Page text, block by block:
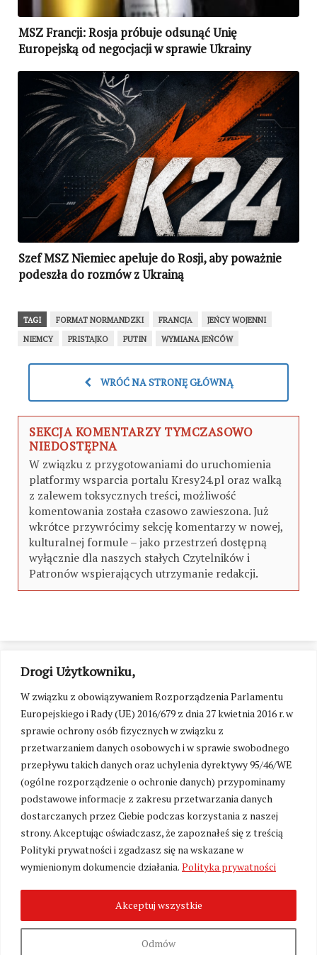
Drogi Użytkowniku,
W związku z obowiązywaniem Rozporządzenia Parlamentu
Europejskiego i Rady (UE) 2016/679 z dnia 27 kwietnia 2016 r. w
sprawie ochrony osób fizycznych w związku z
przetwarzaniem danych osobowych i w sprawie swobodnego
przepływu takich danych oraz uchylenia dyrektywy 95/46/WE
(ogólne rozporządzenie o ochronie danych) przypominamy
podstawowe informacje z zakresu przetwarzania danych
dostarczanych przez Ciebie podczas korzystania z naszej
strony. Akceptując oświadczasz, że zapoznałeś się z treścią
Polityki prywatności i zgadzasz się na wskazane w
wymienionym dokumencie działania. Polityka prywatności
Odmów
Akceptuj wszystkie
MSZ Francji: Rosja próbuje odsunąć Unię
Europejską od negocjacji w sprawie Ukrainy
Szef MSZ Niemiec apeluje do Rosji, aby poważnie
podeszła do rozmów z Ukrainą
TAGI FORMAT NORMANDZKI FRANCJA
JEŃCY WOJENNI
NIEMCY
PRISTAJKO PUTIN WYMIANA JEŃCÓW
WRÓĆ NA STRONĘ GŁÓWNĄ
SEKCJA KOMENTARZY TYMCZASOWO
NIEDOSTĘPNA
W związku z przygotowaniami do uruchomienia
platformy wsparcia portalu Kresy24.pl oraz walką
z zalewem toksycznych treści, możliwość
komentowania została czasowo zawieszona. Już
wkrótce przywrócimy sekcję komentarzy w nowej,
kulturalnej formule – jako przestrzeń dostępną
wyłącznie dla naszych stałych Czytelników i
Patronów wspierających utrzymanie redakcji.
Zmień ustawienia cookies
2026. Wszelkie Prawa Zastrzeżone.
Polityka prywatności
Fundacja Wolność i Demokracja